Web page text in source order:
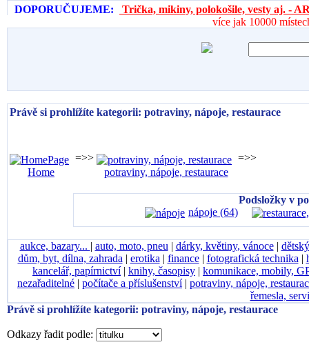
DOPORUČUJEME:
Trička, mikiny, polokošile, vesty aj. -
více jak 10000
Právě si prohlížíte kategorii: potraviny, nápoje, restaurace
Home
=>>
potraviny, nápoje, restaurace
=>>
Podsložky v
nápoje (64)
aukce, bazary... | auto, moto, pneu | dárky, květiny, vánoce|
dům, byt, dílna, zahrada | erotika | finance| fotografická technika |
kancelář, papírnictví| knihy, časopisy | komunikace, mobily,
nezařaditelné | počítače a příslušenství| potraviny, nápoje,
řemesla,
Právě si prohlížíte kategorii: potraviny, nápoje, restaurace
Odkazy řadit podle: